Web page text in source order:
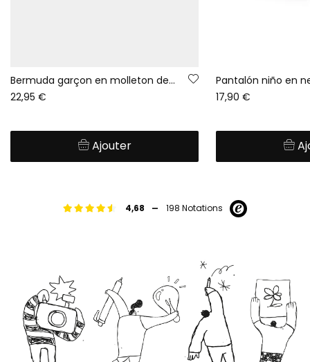
Bermuda garçon en molleton denim noir
22,95 €
Ajouter
Pantalón niño en
17,90 €
4,68 - 198 Notations